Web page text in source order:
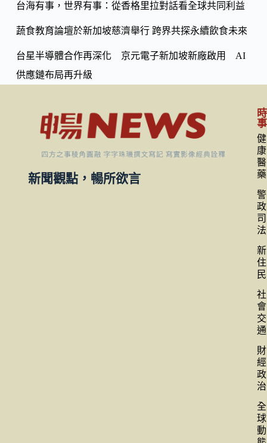
台海有事，世界有事：從香格里拉對話看全球共同利益
蔬食教育論壇於新加坡慈濟舉行 跨界共探永續飲食未來
台星半導體合作再深化 京元電子新加坡新廠啟用 AI
供應鏈布局再升級
新聞觀點，暢所欲言
時
事
健
康
醫
藥
警
政
司
法
新
住
民
社
會
交
通
財
經
政
治
全
球
動